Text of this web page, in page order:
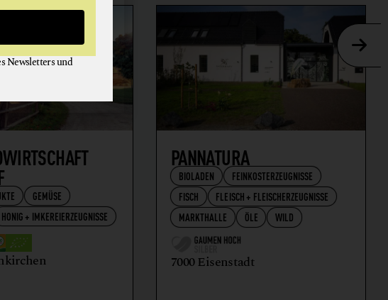
GEMÜSE
HONIG + IMKEREIERZEUGNISSE
PANNATURA
BIOLADEN
FEINKOSTERZEUGNISSE
FISCH
FLEISCH + FLEISCHERZEUGNISSE
MARKTHALLE
ÖLE WILD
7000 Eisenstadt
Newsletters und